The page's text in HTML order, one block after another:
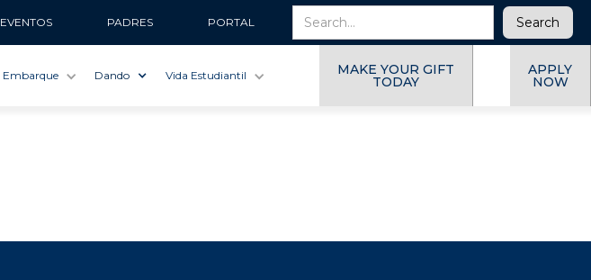
EVENTOS PADRES PORTAL
Embarque Dando Vida Estudiantil MAKE YOUR GIFT
TODAY
APPLY
NOW